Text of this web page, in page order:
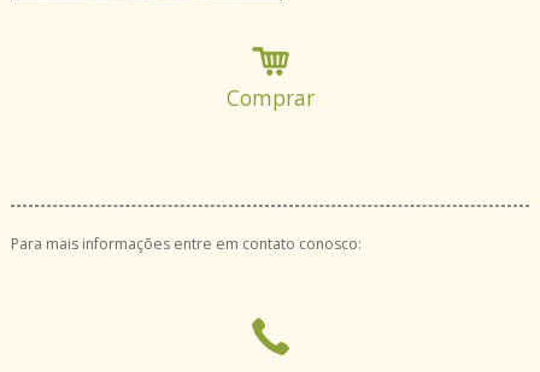
Comprar
Para mais informações entre em contato conosco: